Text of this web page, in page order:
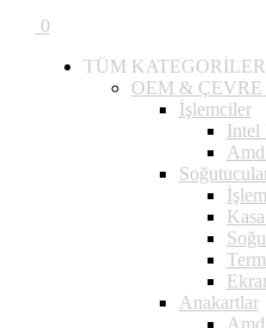
0
TÜM KATEGORİLER
OEM &
İşlemciler
Intel
Anakartlar